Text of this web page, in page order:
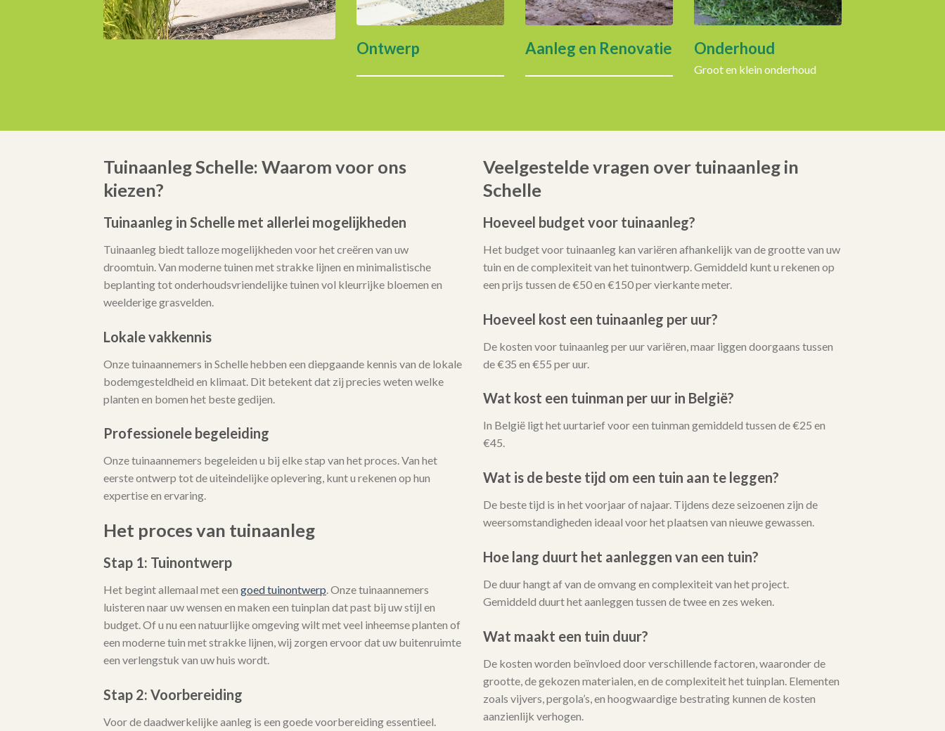
Ontwerp Aanleg en Renovatie Onderhoud
Groot en klein onderhoud
Tuinaanleg Schelle: Waarom voor ons
kiezen?
Tuinaanleg in Schelle met allerlei mogelijkheden
Tuinaanleg biedt talloze mogelijkheden voor het creëren van uw
droomtuin. Van moderne tuinen met strakke lijnen en minimalistische
beplanting tot onderhoudsvriendelijke tuinen vol kleurrijke bloemen en
weelderige grasvelden.
Lokale vakkennis
Onze tuinaannemers in Schelle hebben een diepgaande kennis van de lokale
bodemgesteldheid en klimaat. Dit betekent dat zij precies weten welke
planten en bomen het beste gedijen.
Professionele begeleiding
Onze tuinaannemers begeleiden u bij elke stap van het proces. Van het
eerste ontwerp tot de uiteindelijke oplevering, kunt u rekenen op hun
expertise en ervaring.
Het proces van tuinaanleg
Stap 1: Tuinontwerp
Het begint allemaal met een goed tuinontwerp. Onze tuinaannemers
luisteren naar uw wensen en maken een tuinplan dat past bij uw stijl en
budget. Of u nu een natuurlijke omgeving wilt met veel inheemse planten of
een moderne tuin met strakke lijnen, wij zorgen ervoor dat uw buitenruimte
een verlengstuk van uw huis wordt.
Stap 2: Voorbereiding
Voor de daadwerkelijke aanleg is een goede voorbereiding essentieel.
Veelgestelde vragen over tuinaanleg in
Schelle
Hoeveel budget voor tuinaanleg?
Het budget voor tuinaanleg kan variëren afhankelijk van de grootte van uw
tuin en de complexiteit van het tuinontwerp. Gemiddeld kunt u rekenen op
een prijs tussen de €50 en €150 per vierkante meter.
Hoeveel kost een tuinaanleg per uur?
De kosten voor tuinaanleg per uur variëren, maar liggen doorgaans tussen
de €35 en €55 per uur.
Wat kost een tuinman per uur in België?
In België ligt het uurtarief voor een tuinman gemiddeld tussen de €25 en
€45.
Wat is de beste tijd om een tuin aan te leggen?
De beste tijd is in het voorjaar of najaar. Tijdens deze seizoenen zijn de
weersomstandigheden ideaal voor het plaatsen van nieuwe gewassen.
Hoe lang duurt het aanleggen van een tuin?
De duur hangt af van de omvang en complexiteit van het project.
Gemiddeld duurt het aanleggen tussen de twee en zes weken.
Wat maakt een tuin duur?
De kosten worden beïnvloed door verschillende factoren, waaronder de
grootte, de gekozen materialen, en de complexiteit het tuinplan. Elementen
zoals vijvers, pergola’s, en hoogwaardige bestrating kunnen de kosten
aanzienlijk verhogen.